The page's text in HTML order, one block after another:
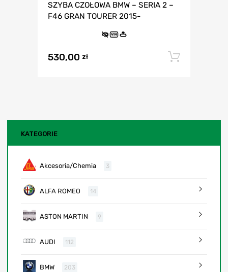
SZYBA CZOŁOWA BMW – SERIA 2 –
F46 GRAN TOURER 2015-
VIN
530,00 zł
KATEGORIE
Akcesoria/Chemia 3
ALFA ROMEO 14
ASTON MARTIN 9
AUDI 112
BMW 203